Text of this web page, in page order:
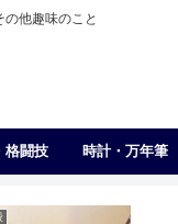
他趣味のこと
格闘技 時計・万年筆